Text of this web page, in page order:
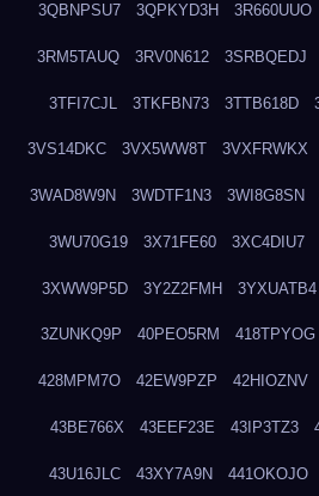
3QBNPSU7 3QPKYD3H 3R660UUO
3RM5TAUQ 3RV0N612 3SRBQEDJ
3TFI7CJL 3TKFBN73 3TTB618D
3VS14DKC 3VX5WW8T 3VXFRWKX
3WAD8W9N 3WDTF1N3 3WI8G8SN
3WU70G19 3X71FE60 3XC4DIU7
3XWW9P5D 3Y2Z2FMH 3YXUATB4
3ZUNKQ9P 40PEO5RM 418TPYOG
428MPM7O 42EW9PZP 42HIOZNV
43BE766X 43EEF23E 43IP3TZ3
43U16JLC 43XY7A9N 441OKOJO